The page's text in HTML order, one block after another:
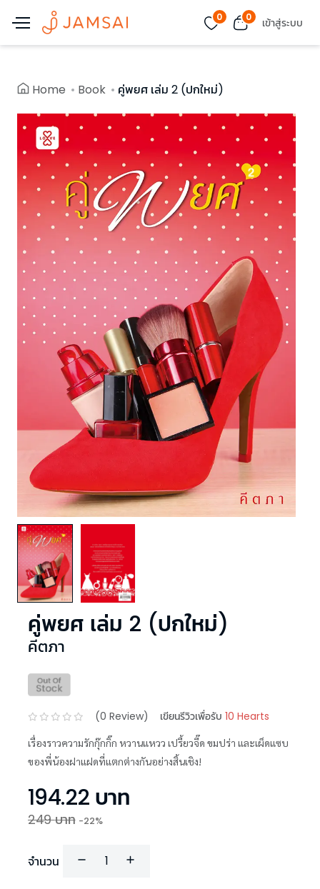
0 0 เข้าสู่ระบบ
Home Book คู่พยศ เล่ม 2 (ปกใหม่)
คู่พยศ เล่ม 2 (ปกใหม่)
คีตภา
(0 Review) เขียนรีวิวเพื่อรับ 10 Hearts
เรื่องราวความรักกุ๊กกิ๊ก หวานแหวว เปรี้ยวจี๊ด ขมปร่า และเผ็ดแซบ
ของพี่น้องฝาแฝดที่แตกต่างกันอย่างสิ้นเชิง!
194.22 บาท
249บาท -22%
จำนวน